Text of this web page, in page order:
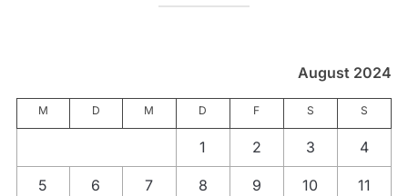
August 2024
M D M D F S S
1 2 3 4
5 6 7 8 9 10 11